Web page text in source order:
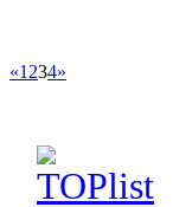
«1 234»